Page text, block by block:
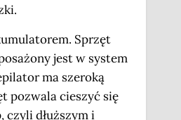
Sprzęt
jest w system
ma szeroką
pozwala cieszyć się
czyli dłuższym i